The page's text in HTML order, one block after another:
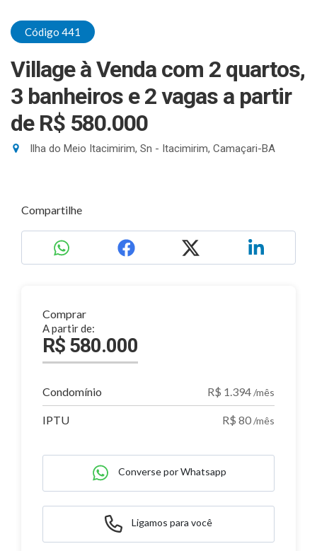
Código 441
Village à Venda com 2 quartos,
3 banheiros e 2 vagas a partir
de R$ 580.000
Ilha do Meio Itacimirim, Sn - Itacimirim, Camaçari-BA
Compartilhe
Comprar
A partir de:
R$ 580.000
Condomínio R$ 1.394/mês
IPTU R$ 80/mês
Converse por Whatsapp
Ligamos para você